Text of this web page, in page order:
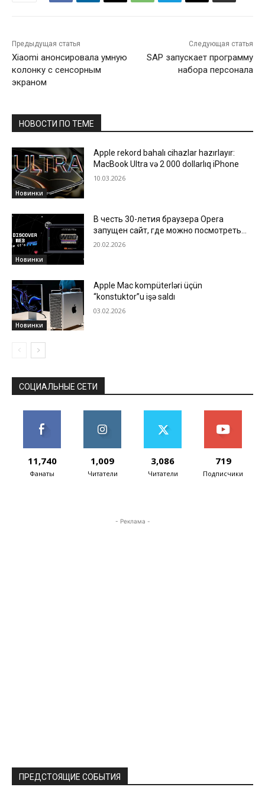
Предыдущая статья
Xiaomi анонсировала умную
колонку c сенсорным
экраном
Следующая статья
SAP запускает программу
набора персонала
НОВОСТИ ПО ТЕМЕ
Новинки
Apple rekord bahalı cihazlar hazırlayır:
MacBook Ultra və 2 000 dollarlıq iPhone
10.03.2026
Новинки
В честь 30-летия браузера Opera
запущен сайт, где можно посмотреть
все этапы развития интернета
20.02.2026
Новинки
Apple Mac kompüterləri üçün
“konstuktor”u işə saldı
03.02.2026
СОЦИАЛЬНЫЕ СЕТИ
11,740
Фанаты
1,009
Читатели
3,086
Читатели
719
Подписчики
- Реклама -
ПРЕДСТОЯЩИЕ СОБЫТИЯ